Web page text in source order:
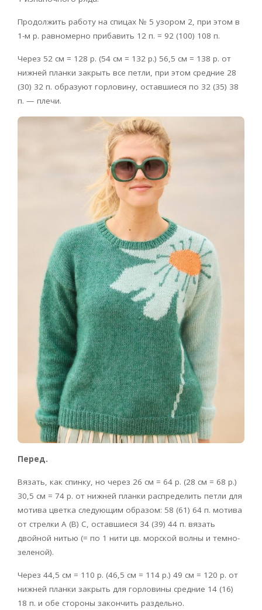
Продолжить работу на спицах № 5 узором 2, при этом в
1-м р. равномерно прибавить 12 п. = 92 (100) 108 п.
Через 52 см = 128 р. (54 см = 132 р.) 56,5 см = 138 р. от
нижней планки закрыть все петли, при этом средние 28
(30) 32 п. образуют горловину, оставшиеся по 32 (35) 38
п. — плечи.
Перед.
Вязать, как спинку, но через 26 см = 64 р. (28 см = 68 р.)
30,5 см = 74 р. от нижней планки распределить петли для
мотива цветка следующим образом: 58 (61) 64 п. мотива
от стрелки А (В) С, оставшиеся 34 (39) 44 п. вязать
двойной нитью (= по 1 нити цв. морской волны и темно-
зеленой).
Через 44,5 см = 110 р. (46,5 см = 114 р.) 49 см = 120 р. от
нижней планки закрыть для горловины средние 14 (16)
18 п. и обе стороны закончить раздельно.